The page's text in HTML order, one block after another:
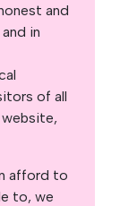
and
in
of all
afford to
to, we